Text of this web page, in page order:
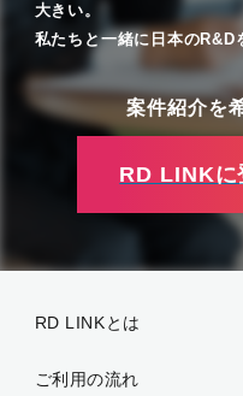
大きい。
私たちと一緒に日本のR&D
案件紹介を
RD LINKに
RD LINKとは
ご利用の流れ